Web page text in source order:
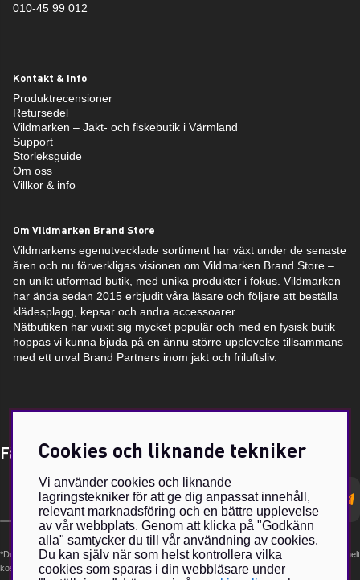
010-45 99 012
Kontakt & info
Produktrecensioner
Retursedel
Vildmarken – Jakt- och fiskebutik i Värmland
Support
Storleksguide
Om oss
Villkor & info
Om Vildmarken Brand Store
Vildmarkens egenutvecklade sortiment har växt under de senaste
åren och nu förverkligas visionen om Vildmarken Brand Store –
en unikt utformad butik, med unika produkter i fokus. Vildmarken
har ända sedan 2015 erbjudit våra läsare och följare att beställa
klädesplagg, kepsar och andra accessoarer.
Nätbutiken har vuxit sig mycket populär och med en fysisk butik
hoppas vi kunna bjuda på en ännu större upplevelse tillsammans
med ett urval Brand Partners inom jakt och friluftsliv.
Få Magasin Vildmarken direkt till din e-post!*
postadress
*Du kan även få erbjudanden och nyheter från samarbetspartners. Din prenumeration är helt
kostnadsfri och kan avslutas när som helst.
Cookies och liknande tekniker
Vi använder cookies och liknande
lagringstekniker för att ge dig anpassat innehåll,
relevant marknadsföring och en bättre upplevelse
av vår webbplats. Genom att klicka på "Godkänn
alla" samtycker du till vår användning av cookies.
Du kan själv när som helst kontrollera vilka
cookies som sparas i din webbläsare under